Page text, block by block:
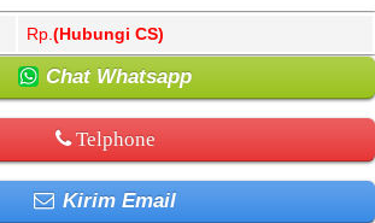
Rp. (Hubungi CS)
Chat Whatsapp
Telphone
Kirim Email